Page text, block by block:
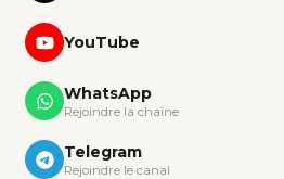
YouTube
WhatsApp
Rejoindre la chaîne
Telegram
Rejoindre le canal